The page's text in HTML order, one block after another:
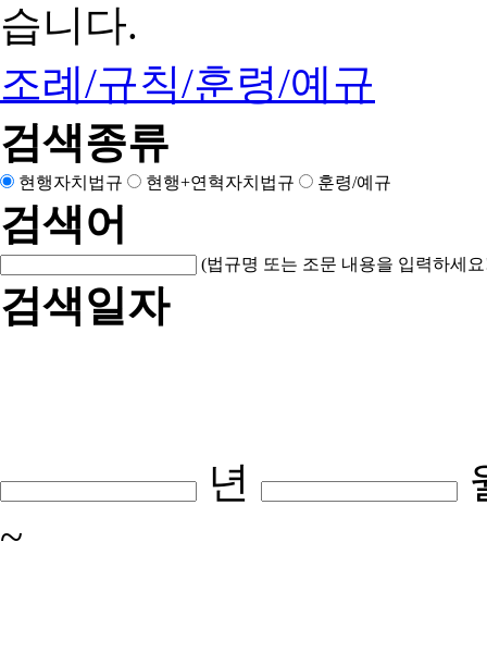
습니다.
조례/규칙/훈령/예규
검색종류
현행자치법규 현행+연혁자치법규 훈령/예규
검색어
(법규명 또는 조문 내용을 입력하세
검색일자
년
~